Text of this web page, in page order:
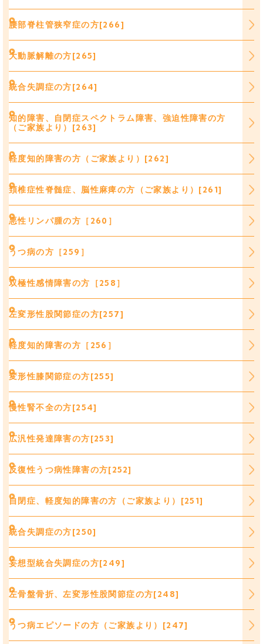
腰部脊柱管狭窄症の方[266]
大動脈解離の方[265]
統合失調症の方[264]
知的障害、自閉症スペクトラム障害、強迫性障害の方
（ご家族より）[263]
軽度知的障害の方（ご家族より）[262]
頚椎症性脊髄症、脳性麻痺の方（ご家族より）[261]
悪性リンパ腫の方［260］
うつ病の方［259］
双極性感情障害の方［258］
左変形性股関節症の方[257]
軽度知的障害の方［256］
変形性膝関節症の方[255]
慢性腎不全の方[254]
広汎性発達障害の方[253]
反復性うつ病性障害の方[252]
自閉症、軽度知的障害の方（ご家族より）[251]
統合失調症の方[250]
妄想型統合失調症の方[249]
左骨盤骨折、左変形性股関節症の方[248]
うつ病エピソードの方（ご家族より）[247]